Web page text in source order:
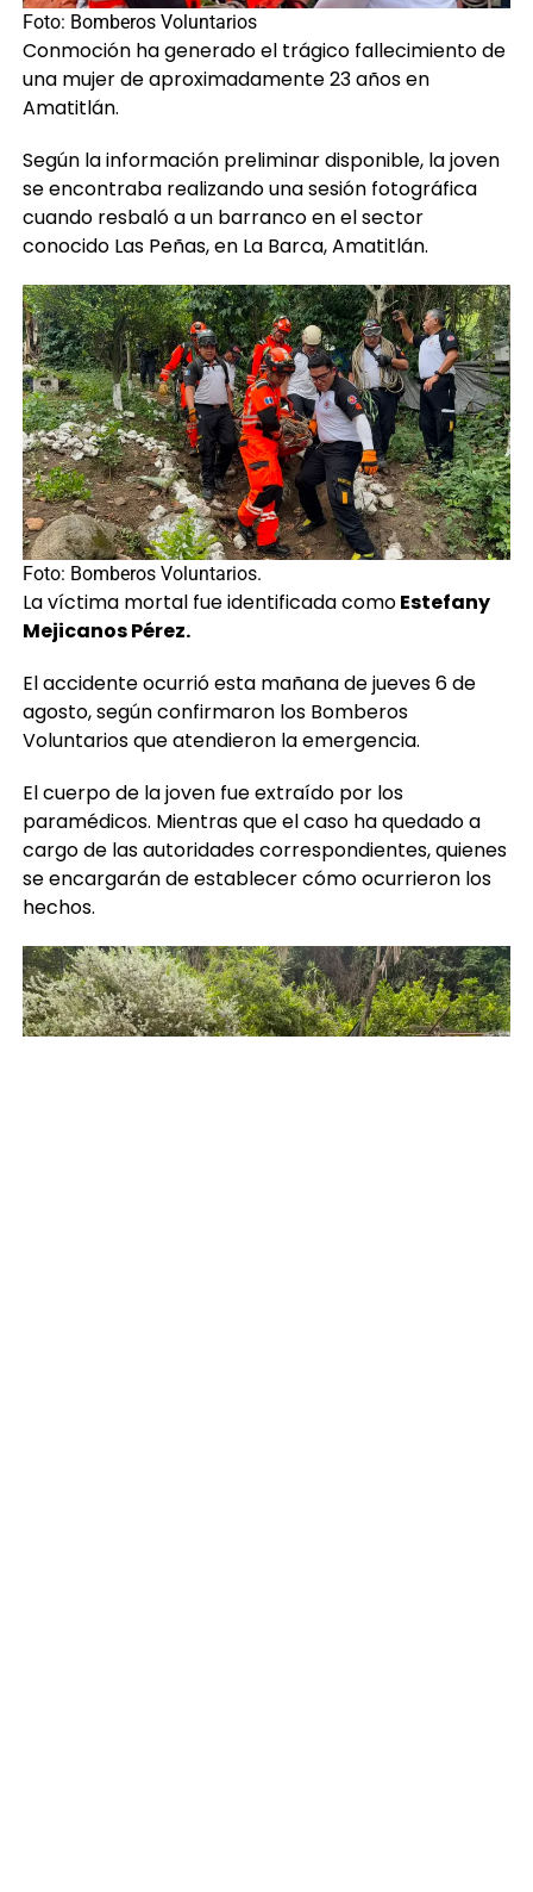
Foto: Bomberos Voluntarios
Conmoción ha generado el trágico fallecimiento de
una mujer de aproximadamente 23 años en
Amatitlán.
Según la información preliminar disponible, la joven
se encontraba realizando una sesión fotográfica
cuando resbaló a un barranco en el sector
conocido Las Peñas, en La Barca, Amatitlán.
Foto: Bomberos Voluntarios.
La víctima mortal fue identificada comoEstefany
Mejicanos Pérez.
El accidente ocurrió esta mañana de jueves 6 de
agosto, según confirmaron los Bomberos
Voluntarios que atendieron la emergencia.
El cuerpo de la joven fue extraído por los
paramédicos. Mientras que el caso ha quedado a
cargo de las autoridades correspondientes, quienes
se encargarán de establecer cómo ocurrieron los
hechos.